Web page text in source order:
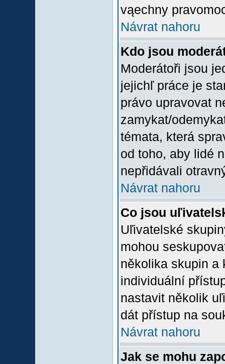
vąechny
Návrat nahoru
Kdo jsou
Moderátoři jsou
jejichľ práce je
právo upravovat
zamykat/
témata, která
od toho, aby lidé
nepřidávali
Návrat nahoru
Co jsou
Uľivatelské
mohou
několika skupin a
individuální
nastavit několik
dát přístup na
Návrat nahoru
Jak se mohu